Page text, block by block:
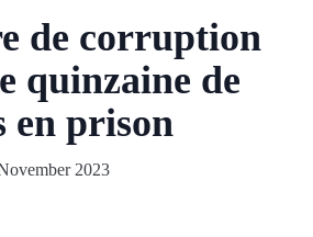
de corruption
quinzaine de
en prison
2023